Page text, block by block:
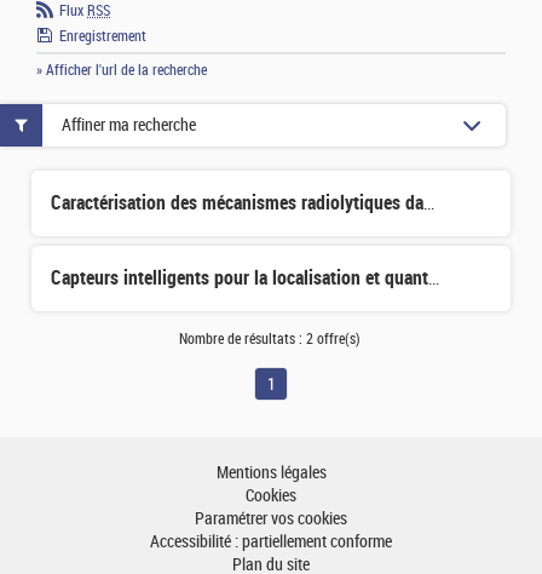
Flux RSS
Enregistrement
» Afficher l'url de la recherche
Caractérisation des mécanismes radiolytiques dans les systèmes eau tritiée–zéolithe en conditions d’entr
Capteurs intelligents pour la localisation et quantification de matière nucléaire
Affiner ma recherche
Nombre de résultats : 2 offre(s)
1
Mentions légales
Cookies
Paramétrer vos cookies
Accessibilité : partiellement conforme
Plan du site